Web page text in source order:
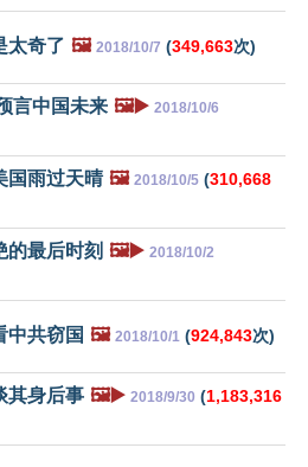
太奇了 🖼️ 2018/10/7 (349,663次)
言中国未来 🖼️▶️ 2018/10/6
国雨过天晴 🖼️ 2018/10/5 (310,668
的最后时刻 🖼️▶️ 2018/10/2
中共窃国 🖼️ 2018/10/1 (924,843次)
其身后事 🖼️▶️ 2018/9/30 (1,183,316